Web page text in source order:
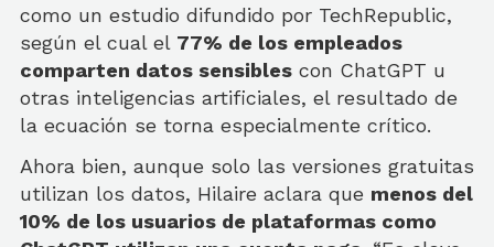
como un estudio difundido por TechRepublic,
según el cual el 77% de los empleados
comparten datos sensibles con ChatGPT u
otras inteligencias artificiales, el resultado de
la ecuación se torna especialmente crítico.
Ahora bien, aunque solo las versiones gratuitas
utilizan los datos, Hilaire aclara que menos del
10% de los usuarios de plataformas como